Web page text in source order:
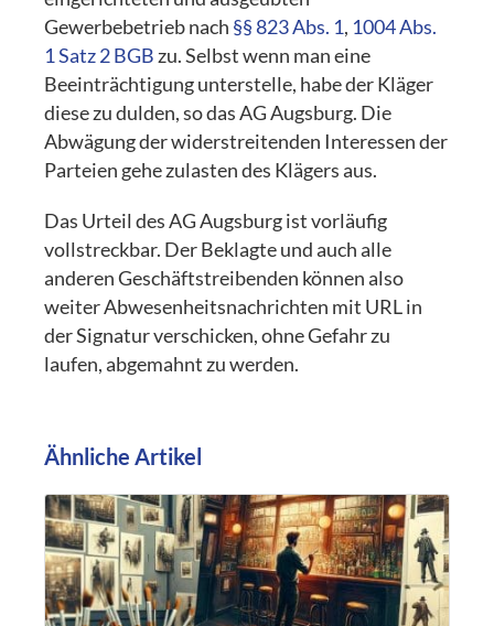
Gewerbebetrieb nach §§ 823 Abs. 1, 1004 Abs.
1 Satz 2 BGBzu. Selbst wenn man eine
Beeinträchtigung unterstelle, habe der Kläger
diese zu dulden, so das AG Augsburg. Die
Abwägung der widerstreitenden Interessen der
Parteien gehe zulasten des Klägers aus.
Das Urteil des AG Augsburg ist vorläufig
vollstreckbar. Der Beklagte und auch alle
anderen Geschäftstreibenden können also
weiter Abwesenheitsnachrichten mit URL in
der Signatur verschicken, ohne Gefahr zu
laufen, abgemahnt zu werden.
Ähnliche Artikel